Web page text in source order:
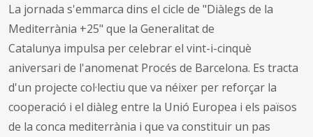
La jornada s'emmarca dins el cicle de "Diàlegs de la
Mediterrània +25" que la Generalitat de
Catalunya impulsa per celebrar el vint-i-cinquè
aniversari de l'anomenat Procés de Barcelona. Es tracta
d'un projecte col·lectiu que va néixer per reforçar la
cooperació i el diàleg entre la Unió Europea i els països
de la conca mediterrània i que va constituir un pas